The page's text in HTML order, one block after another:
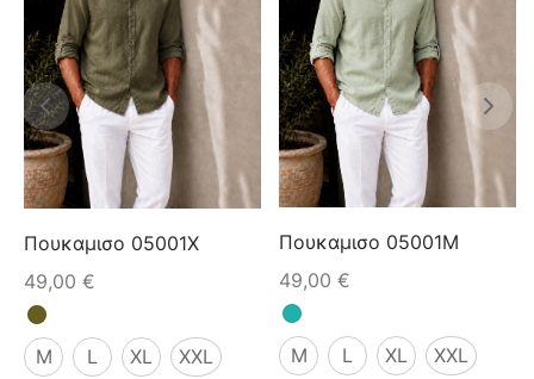
Πουκαμισο 05001X
49,00 €
M L XL XXL
Πουκαμισο 05001M
49,00 €
M L XL XXL